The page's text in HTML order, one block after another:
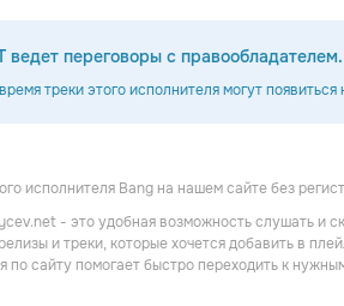
ведет переговоры с правообладателем.
треки этого исполнителя могут
Blues Creation
исполнителя Bang на нашем сайте без
- это удобная возможность слушать и
и треки, которые хочется добавить в
по сайту помогает быстро переходить к